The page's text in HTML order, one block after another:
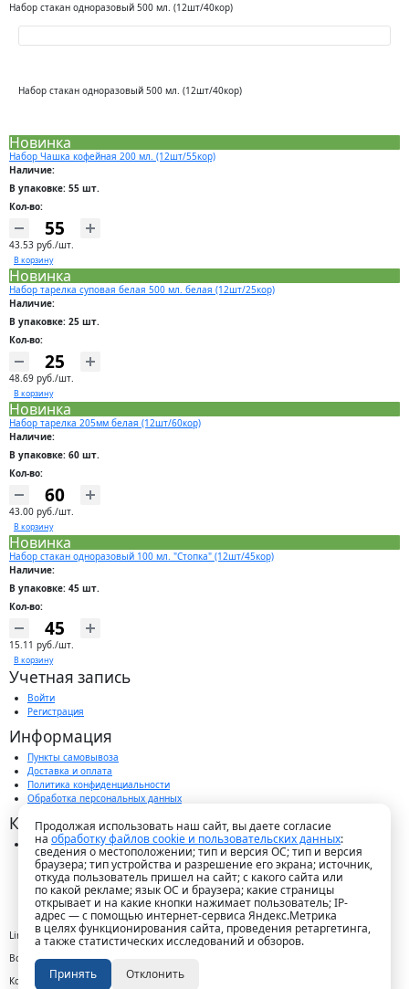
Набор стакан одноразовый 500 мл. (12шт/40кор)
Набор стакан одноразовый 500 мл. (12шт/40кор)
Новинка
Набор Чашка кофейная 200 мл. (12шт/55кор)
Наличие:
В упаковке: 55 шт.
Кол-во:
43.53 руб./шт.
В корзину
Новинка
Набор тарелка суповая белая 500 мл. белая (12шт/25кор)
Наличие:
В упаковке: 25 шт.
Кол-во:
48.69 руб./шт.
В корзину
Новинка
Набор тарелка 205мм белая (12шт/60кор)
Наличие:
В упаковке: 60 шт.
Кол-во:
43.00 руб./шт.
В корзину
Новинка
Набор стакан одноразовый 100 мл. "Стопка" (12шт/45кор)
Наличие:
В упаковке: 45 шт.
Кол-во:
15.11 руб./шт.
В корзину
Учетная запись
Войти
Регистрация
Информация
Пункты самовывоза
Доставка и оплата
Политика конфиденциальности
Обработка персональных данных
Контакты
г. Краснодар, пос. Победитель, ул. Быстрая, 11/1а
8-989-265-35-35 (звонок бесплатный)
Пн-Пт 9.00 — 18.00
office@lirapack.com
Посмотреть на карте
Lirapack ©2026 Все права защищены.
Все торговые марки принадлежат их владельцам
Копирование составляющих частей сайта в какой бы то ни было форме без
Продолжая использовать наш сайт, вы даете согласие
на обработку файлов cookie и пользовательских данных:
сведения о местоположении; тип и версия ОС; тип и версия
браузера; тип устройства и разрешение его экрана; источник,
откуда пользователь пришел на сайт; с какого сайта или
по какой рекламе; язык ОС и браузера; какие страницы
открывает и на какие кнопки нажимает пользователь; IP-
адрес — с помощью интернет-сервиса Яндекс.Метрика
в целях функционирования сайта, проведения ретаргетинга,
а также статистических исследований и обзоров.
Принять Отклонить